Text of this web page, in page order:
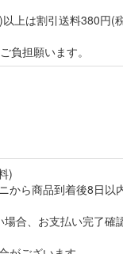
上は割引送料380円(税
負担願います。
)
ら商品到着後8日以
合、お支払い完了確